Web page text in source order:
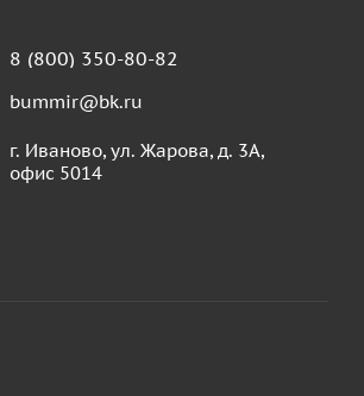
8 (800) 350-80-82
bummir@bk.ru
г. Иваново, ул. Жарова, д. 3А,
офис 5014